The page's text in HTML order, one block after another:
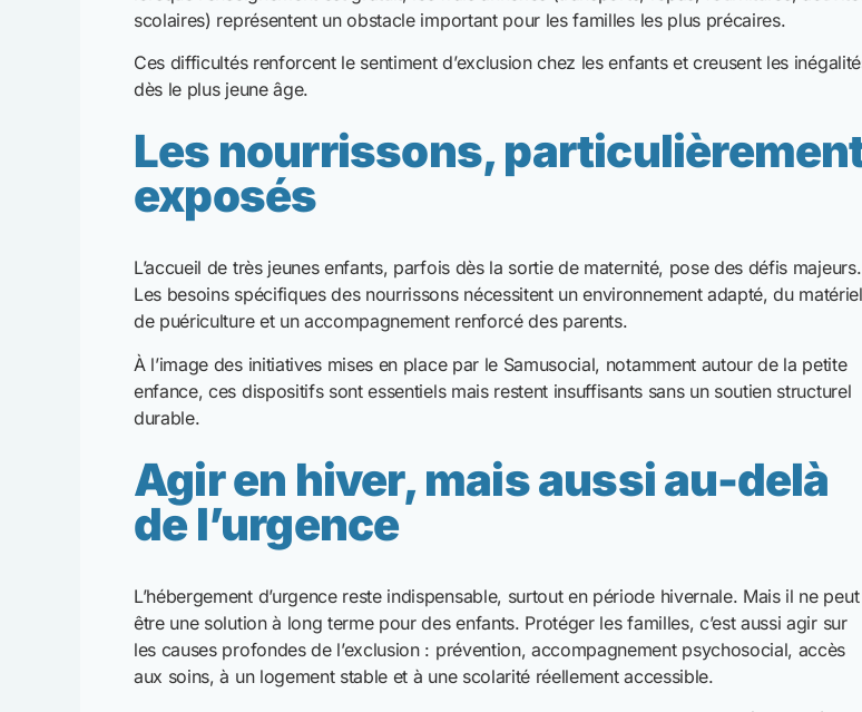
Agir en hiver, mais aussi au-delà
de l’urgence
L’hébergement d’urgence reste indispensable, surtout en période hivernale. Mais il ne peut
être une solution à long terme pour des enfants. Protéger les familles, c’est aussi agir sur
les causes profondes de l’exclusion : prévention, accompagnement psychosocial, accès
Chez Human Smile, nos actions hivernales s’inscrivent dans cette logique : répondre à
l’urgence tout en défendant une approche humaine, digne et respectueuse des droits
fondamentaux.
Protéger les enfants, une
responsabilité collective
Aucun enfant ne devrait avoir à survivre dans la rue, encore moins en hiver. Garantir leur
sécurité, leur santé et leur développement est une responsabilité collective qui engage
l’ensemble de la société.
En soutenant les actions de terrain et en relayant ces réalités, chacun peut contribuer à faire
de l’hiver une saison de solidarité plutôt qu’une épreuve supplémentaire pour les plus
vulnérables.